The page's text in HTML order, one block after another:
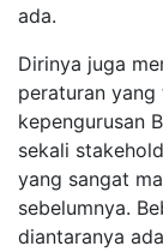
ada.
Dirinya juga
peraturan yang
kepengurusan
sekali
yang sangat
sebelumnya.
diantaranya